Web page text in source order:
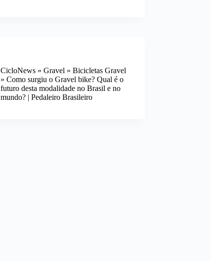
CicloNews »Gravel »Bicicletas Gravel
»Como surgiu o Gravel bike? Qual é o
futuro desta modalidade no Brasil e no
mundo? | Pedaleiro Brasileiro